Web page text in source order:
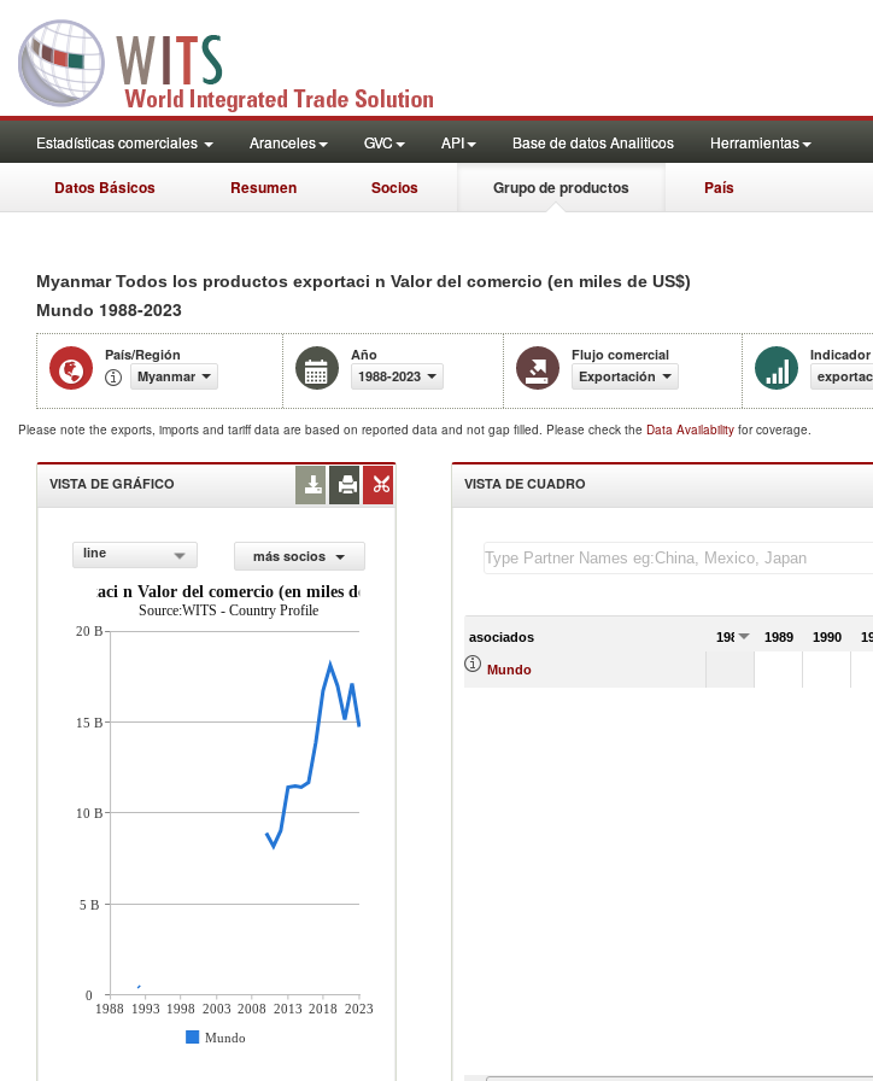
Estadísticas comerciales Aranceles GVC API Base de datos Analiticos Herramientas
Datos Básicos Resumen Socios Grupo de productos País
Myanmar Todos los productos exportaci n Valor del comercio (en miles de US$)
Mundo 1988-2023
País/Región
Myanmar
Año
1988-2023
Flujo comercial
Exportación
Indicador
Please note the exports, imports and tariff data are based on reported data and not gap filled. Please check the Data Availability for coverage.
VISTA DE GRÁFICO
line
más socios
exportaci n Valor del comercio (en miles de US$)
Source:WITS - Country Profile
1988 1993 1998 2003 2008 2013 2018 2023
Mundo
20 B
15 B
10 B
5 B
0
VISTA DE CUADRO
asociados 1988 1989 1990
Mundo